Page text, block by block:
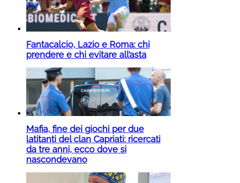
Fantacalcio, Lazio e Roma: chi
prendere e chi evitare all’asta
Mafia, fine dei giochi per due
latitanti del clan Capriati: ricercati
da tre anni, ecco dove si
nascondevano